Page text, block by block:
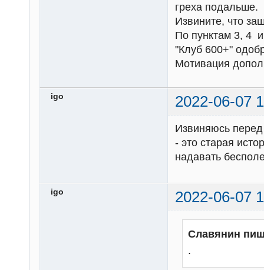
греха подальше.
Извините, что
По пунктам 3, 4
"Клуб 600+"
Мотивация
igo 2022-06-07
Извиняюсь
- это старая
надавать
igo 2022-06-07
Славянин
.